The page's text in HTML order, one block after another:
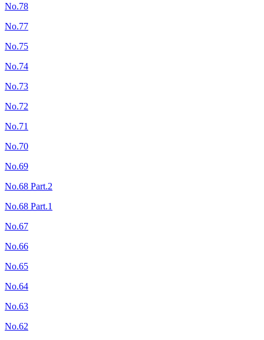
No.78
No.77
No.75
No.74
No.73
No.72
No.71
No.70
No.69
No.68 Part.2
No.68 Part.1
No.67
No.66
No.65
No.64
No.63
No.62